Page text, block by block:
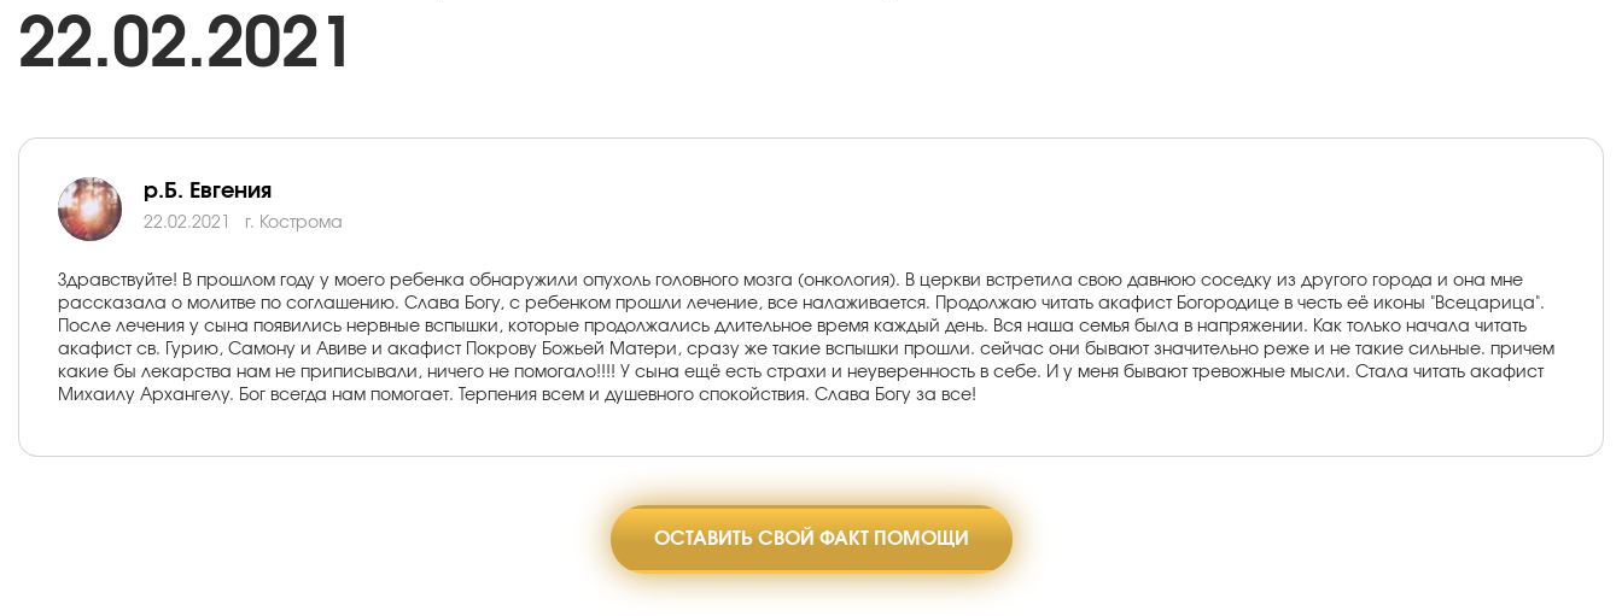
22.02.2021
р.Б. Евгения
22.02.2021 г. Кострома
Здравствуйте! В прошлом году у моего ребенка обнаружили опухоль головного мозга (онкология). В церкви встретила свою давнюю соседку из другого города и она мне
рассказала о молитве по соглашению. Слава Богу, с ребенком прошли лечение, все налаживается. Продолжаю читать акафист Богородице в честь её иконы "Всецарица".
После лечения у сына появились нервные вспышки, которые продолжались длительное время каждый день. Вся наша семья была в напряжении. Как только начала читать
акафист св. Гурию, Самону и Авиве и акафист Покрову Божьей Матери, сразу же такие вспышки прошли. сейчас они бывают значительно реже и не такие сильные. причем
какие бы лекарства нам не приписывали, ничего не помогало!!!! У сына ещё есть страхи и неуверенность в себе. И у меня бывают тревожные мысли. Стала читать акафист
Михаилу Архангелу. Бог всегда нам помогает. Терпения всем и душевного спокойствия. Слава Богу за все!
ОСТАВИТЬ СВОЙ ФАКТ ПОМОЩИ